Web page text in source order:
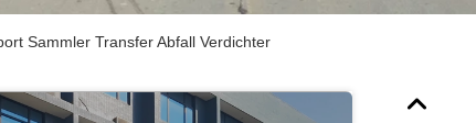
Sammler Transfer Abfall Verdichter